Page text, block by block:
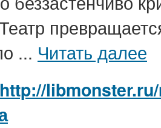
... Читать далее
http://